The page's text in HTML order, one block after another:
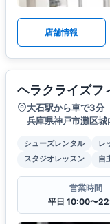
店舗情報
ヘラクライズフ
大石駅から車で3分
兵庫県神戸市灘区
シューズレンタル レ
スタジオレッスン
自
営業時間
平日 10:00〜